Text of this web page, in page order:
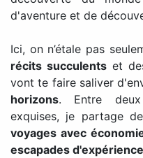
d'aventure et de
Ici, on n’étale pas
récits succulents et
vont te faire saliver
horizons. Entre deux
exquises, je partage
voyages avec
escapades